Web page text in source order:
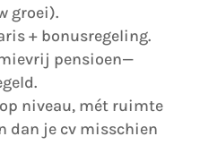
groei).
+ bonusregeling.
pensioen—
niveau, mét ruimte
dan je cv misschien